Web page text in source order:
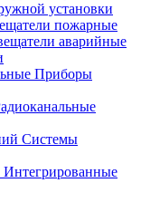
установки
пожарные
аварийные
Приборы
Системы
Интегрированные